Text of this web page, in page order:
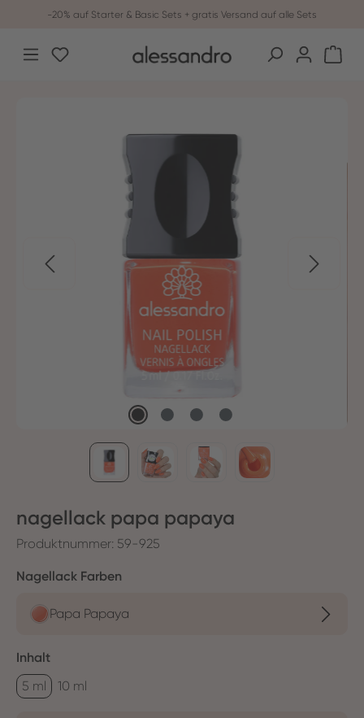
Zum Hauptinhalt springen
-20% auf Starter & Basic Sets + gratis Versand auf alle Sets
Du hast 0 Produkte auf dem Merkzettel
nagellack papa papaya
Produktnummer: 59-925
Nagellack Farben
Papa Papaya
Inhaltauswählen
5 ml
10 ml